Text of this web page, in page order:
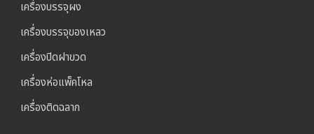
เครื่องบรรจุผง
เครื่องบรรจุของเหลว
เครื่องปิดฝาขวด
เครื่องห่อแพ็คโหล
เครื่องติดฉลาก